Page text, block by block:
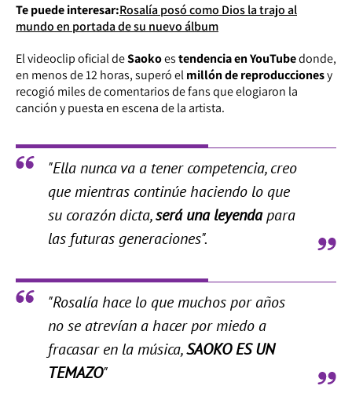
Te puede interesar:Rosalía posó como Dios la trajo al
mundo en portada de su nuevo álbum
El videoclip oficial deSaokoestendencia en YouTubedonde,
en menos de 12 horas, superó elmillón de reproduccionesy
recogió miles de comentarios de fans que elogiaron la
canción y puesta en escena de la artista.
"Ella nunca va a tener competencia, creo
que mientras continúe haciendo lo que
su corazón dicta,será una leyendapara
las futuras generaciones".
"Rosalía hace lo que muchos por años
no se atrevían a hacer por miedo a
fracasar en la música,SAOKO ES UN
TEMAZO"